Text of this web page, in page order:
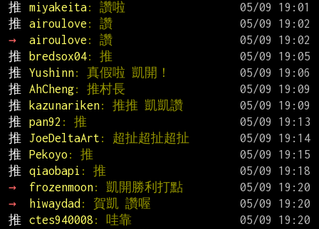
推
miyakeita: 讚啦
推
airoulove : 讚
→
airoulove : 讚
推
bredsox04: 推
推
Yushinn: 真假啦 凱開！
推
AhCheng: 推村長
推
kazunariken: 推推 凱凱讚
推
pan92 : 推
推
JoeDeltaArt : 超扯超扯超扯
推
Pekoyo : 推
推
qiaobapi : 推
→
frozenmoon: 凱開勝利打點
→
hiwaydad : 賀凱 讚喔
推
ctes940008 : 哇靠